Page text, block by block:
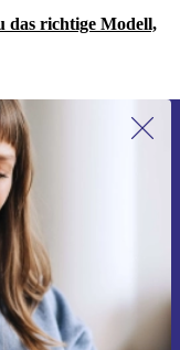
das richtige Modell,
anmelden,